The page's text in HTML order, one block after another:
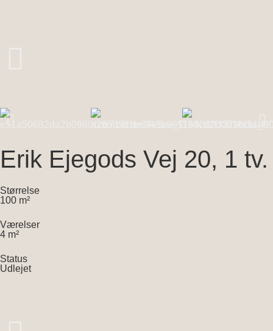
Erik Ejegods Vej 20, 1 tv.
Størrelse
100 m²
Værelser
4 m²
Status
Udlejet